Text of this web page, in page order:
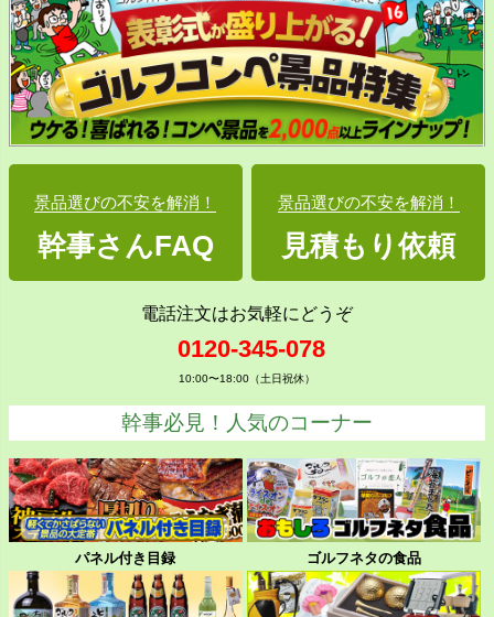
景品選びの不安を解消！
幹事さんFAQ
景品選びの不安を解消！
見積もり依頼
電話注文はお気軽にどうぞ
0120-345-078
10:00〜18:00（土日祝休）
幹事必見！人気のコーナー
パネル付き目録 ゴルフネタの食品